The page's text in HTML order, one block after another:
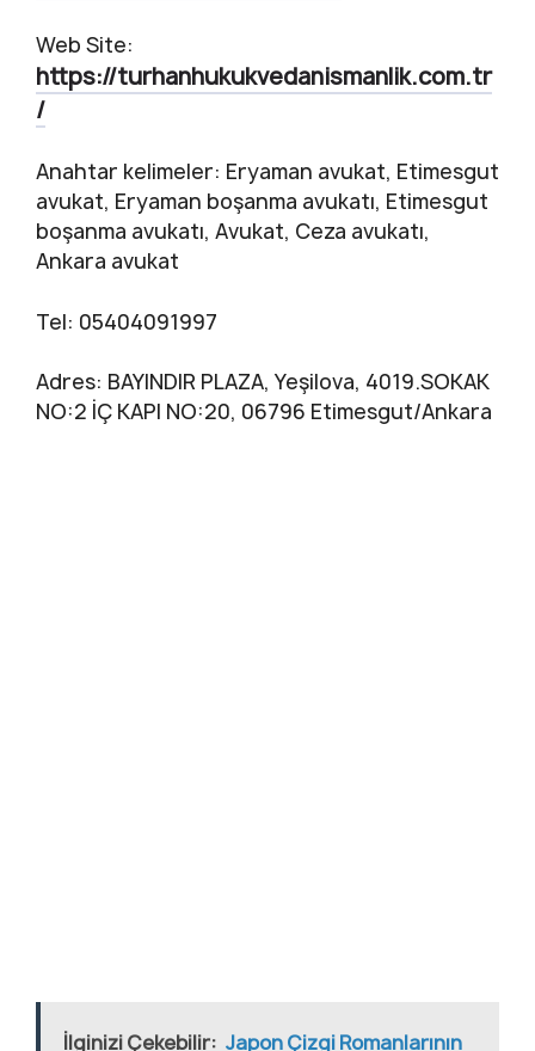
Web Site:
https://turhanhukukvedanismanlik.com.tr
/
Anahtar kelimeler: Eryaman avukat, Etimesgut
avukat, Eryaman boşanma avukatı, Etimesgut
boşanma avukatı, Avukat, Ceza avukatı,
Ankara avukat
Tel: 05404091997
Adres: BAYINDIR PLAZA, Yeşilova, 4019.SOKAK
NO:2 İÇ KAPI NO:20, 06796 Etimesgut/Ankara
İlginizi Çekebilir: Japon Çizgi Romanlarının